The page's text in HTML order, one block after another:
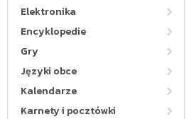
Elektronika
Encyklopedie
Gry
Języki obce
Kalendarze
Karnety i pocztówki